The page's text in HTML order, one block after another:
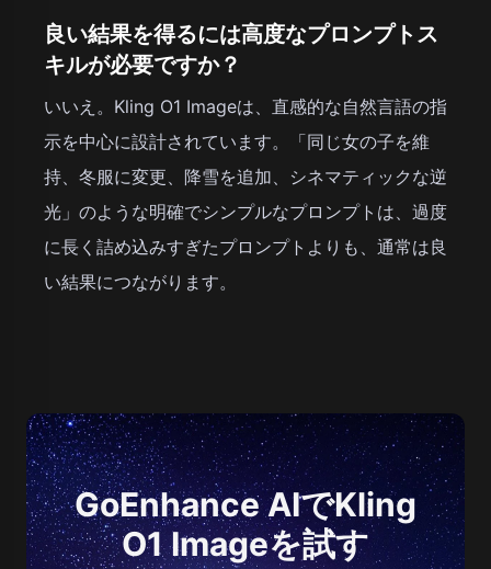
良い結果を得るには高度なプロンプトス
キルが必要ですか？
いいえ。Kling O1 Imageは、直感的な自然言語の指
示を中心に設計されています。「同じ女の子を維
持、冬服に変更、降雪を追加、シネマティックな逆
光」のような明確でシンプルなプロンプトは、過度
に長く詰め込みすぎたプロンプトよりも、通常は良
い結果につながります。
GoEnhance AIでKling
O1 Imageを試す